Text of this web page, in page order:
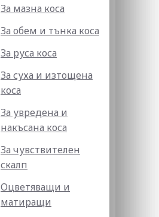
За мазна коса
За обем и тънка коса
За руса коса
За суха и изтощена
коса
За увредена и
накъсана коса
За чувствителен
скалп
Оцветяващи и
матиращи